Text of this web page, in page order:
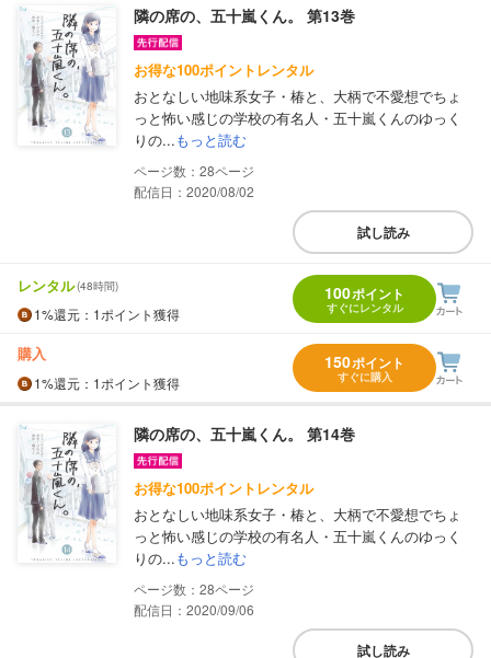
隣の席の、五十嵐くん。 第13巻
お得な100ポイントレンタル
おとなしい地味系女子・椿と、大柄で不愛想でちょ
っと怖い感じの学校の有名人・五十嵐くんのゆっく
りの...もっと読む
28
配信日：2020/08/02
試し読み
レンタル(48時間)
1%還元 ：1ポイント獲得
100ポイント
すぐにレンタル
購入
1%還元 ：1ポイント獲得
150ポイント
すぐに購入
隣の席の、五十嵐くん。 第14巻
お得な100ポイントレンタル
おとなしい地味系女子・椿と、大柄で不愛想でちょ
っと怖い感じの学校の有名人・五十嵐くんのゆっく
りの...もっと読む
28
配信日：2020/09/06
試し読み